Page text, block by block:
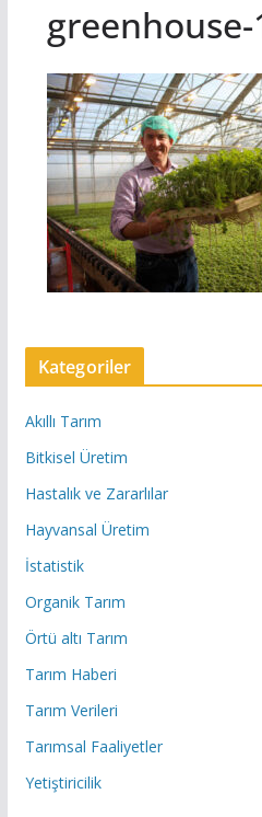
greenhouse-
Kategoriler
Akıllı Tarım
Bitkisel Üretim
Hastalık ve Zararlılar
Hayvansal Üretim
İstatistik
Organik Tarım
Örtü altı Tarım
Tarım Haberi
Tarım Verileri
Tarımsal Faaliyetler
Yetiştiricilik